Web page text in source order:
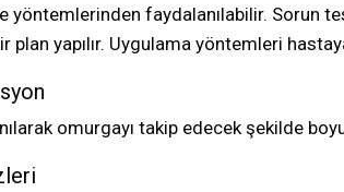
faydalanılabilir. Sorun
plan yapılır. Uygulama yöntemleri
omurgayı takip edecek şekilde